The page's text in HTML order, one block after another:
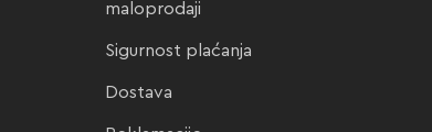
maloprodaji
Sigurnost plaćanja
Dostava